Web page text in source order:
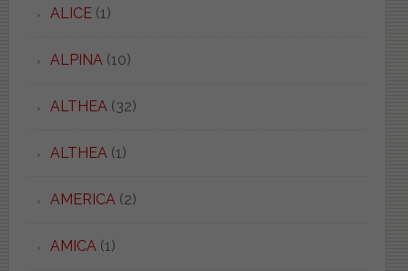
ALICE(1)
ALPINA (10)
ALTHEA (32)
ALTHEA (1)
AMERICA (2)
AMICA (1)